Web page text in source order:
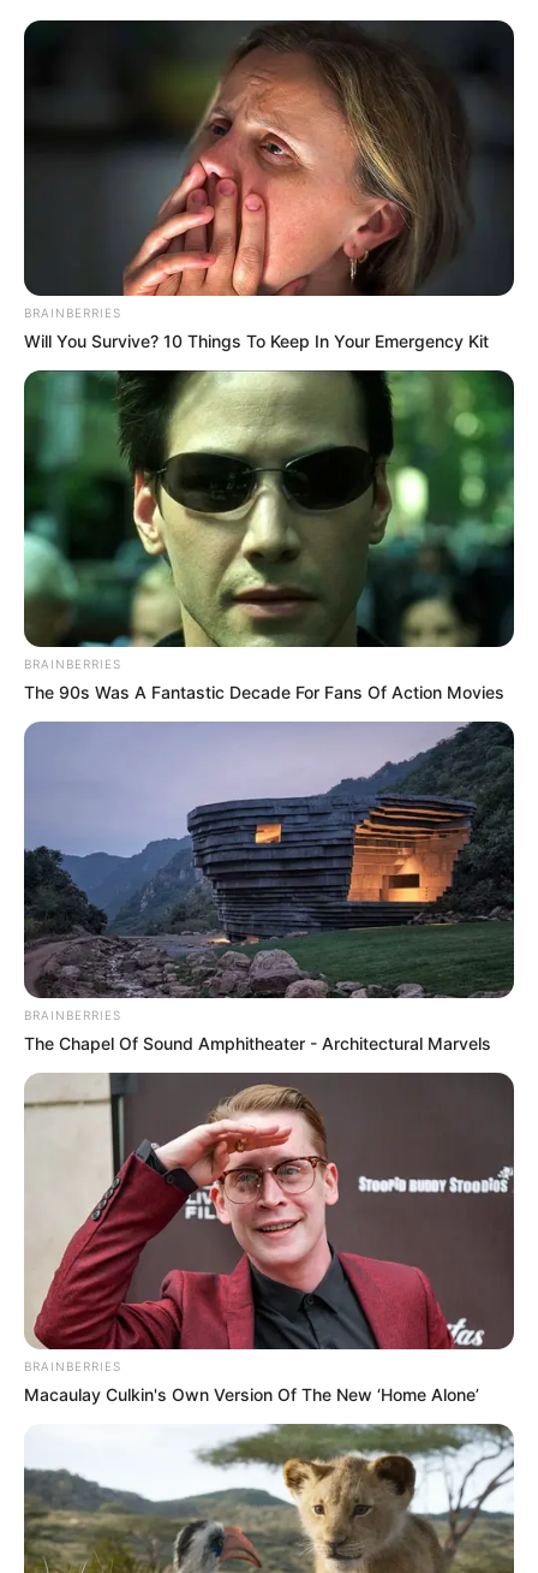
pública brasileira.
Vacina brasileira contra Câncer de Próstata é...
Lipedema: a 'nova doença' que afeta as mulheres.
Demissão em Massa: Tribunal determina Reintegração de
Fonte: JASB com informações da Agência Câmara de Notícias.
Encaminhamento de denúncia ao JASB
www.jasb.com.br.
Receba notícias direto nocelular entrando nos nossos grupos.
Clique na opção preferida:
Telegram | Facebook ou Inscreva-se nocanal
doJASB no YouTube
SHARE THIS Share it Tweet
Share it
PUBLICAÇÃO RECENTE
Vacina brasileira contra
Câncer de Próstata é
aprovada nos Estados Unidos.
FAÇA O SEU COMENTÁRIO AQUI!
FALE CONOSCO
Nome
Mensagem*
BUSCAR
BRAINBERRIES
Will You Survive? 10 Things To Keep In Your Emergency Kit
BRAINBERRIES
The 90s Was A Fantastic Decade For Fans Of Action Movies
BRAINBERRIES
The Chapel Of Sound Amphitheater - Architectural Marvels
BRAINBERRIES
Macaulay Culkin's Own Version Of The New ‘Home Alone’